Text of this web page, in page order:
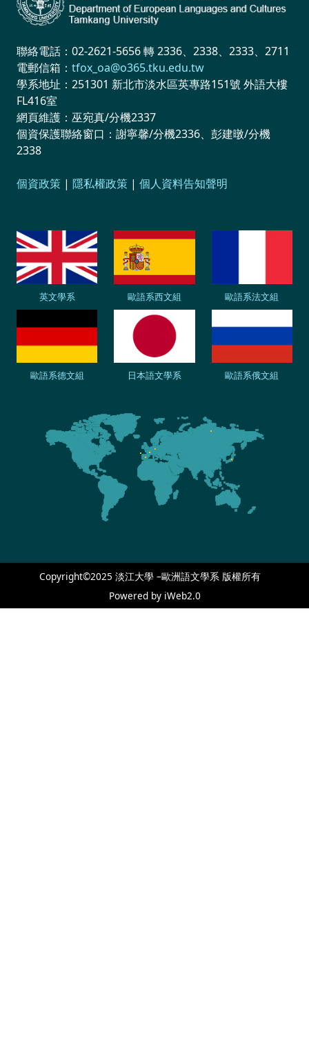
聯絡電話：02-2621-5656 轉 2336、2338、2333、2711
電郵信箱： tfox_oa@o365.tku.edu.tw
學系地址：251301 新北市淡水區英專路151號 外語大樓
FL416室
網頁維護：巫宛真/分機2337
個資保護聯絡窗口：謝寧馨/分機2336、彭建暾/分機
2338
個資政策 | 隱私權政策 | 個人資料告知聲明
英文學系 歐語系西文組 歐語系法文組
歐語系德文組 日本語文學系 歐語系俄文組
Copyright©2025 淡江大學 –歐洲語文學系 版權所有
Powered by iWeb2.0